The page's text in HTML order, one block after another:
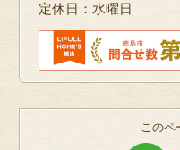
定休日：水曜日
このペ